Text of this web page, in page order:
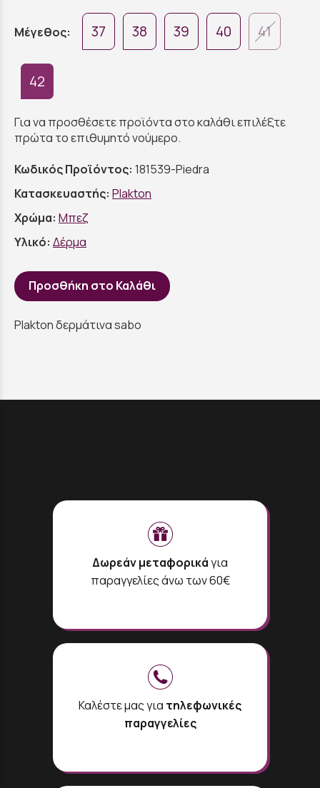
Μέγεθος: 37 38 39 40 41
42
Για να προσθέσετε προϊόντα στο καλάθι επιλέξτε
πρώτα το επιθυμητό νούμερο.
Κωδικός Προϊόντος: 181539-Piedra
Κατασκευαστής: Plakton
Χρώμα: Μπεζ
Υλικό: Δέρμα
Προσθήκη στο Καλάθι
Plakton δερμάτινα sabo
Δωρεάν μεταφορικάγια
παραγγελίες άνω των 60€
Καλέστε μας για τηλεφωνικές
παραγγελίες